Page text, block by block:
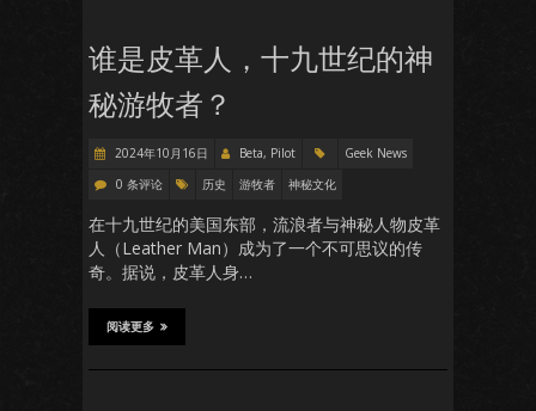
谁是皮革人，十九世纪的神
秘游牧者？
2024年10月16日 Beta, Pilot
Geek News
0 条评论
历史 游牧者 神秘文化
在十九世纪的美国东部，流浪者与神秘人物皮革
人（Leather Man）成为了一个不可思议的传
奇。据说，皮革人身…
阅读更多